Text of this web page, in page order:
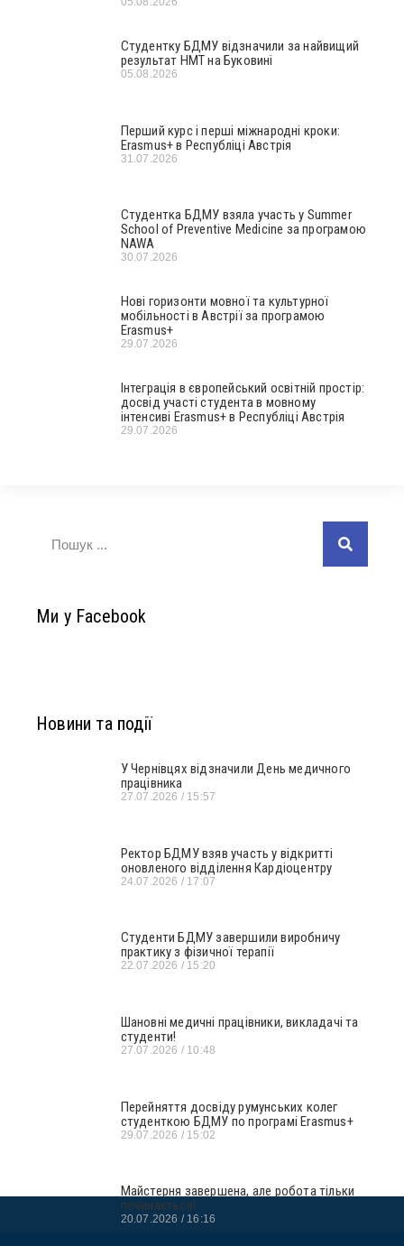
Студентку БДМУ відзначили за найвищий
результат НМТ на Буковині
05.08.2026
Перший курс і перші міжнародні кроки:
Erasmus+ в Республіці Австрія
31.07.2026
Студентка БДМУ взяла участь у Summer
School of Preventive Medicine за програмою
NAWA
30.07.2026
Нові горизонти мовної та культурної
мобільності в Австрії за програмою
Erasmus+
29.07.2026
Інтеграція в європейський освітній простір:
досвід участі студента в мовному
інтенсиві Erasmus+ в Республіці Австрія
29.07.2026
Ми у Facebook
Новини та події
У Чернівцях відзначили День медичного
працівника
27.07.2026 15:57
Ректор БДМУ взяв участь у відкритті
оновленого відділення Кардіоцентру
24.07.2026 17:07
Студенти БДМУ завершили виробничу
практику з фізичної терапії
22.07.2026 15:20
Шановні медичні працівники, викладачі та
студенти!
27.07.2026 10:48
Перейняття досвіду румунських колег
студенткою БДМУ по програмі Erasmus+
29.07.2026 15:02
Майстерня завершена, але робота тільки
починається!
20.07.2026 16:16